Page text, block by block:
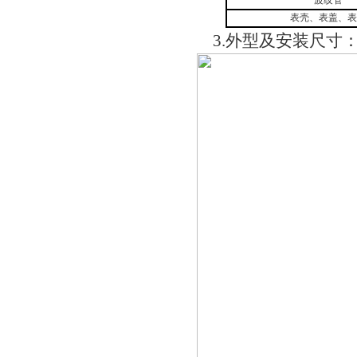
表壳、表盖、
3.外型及安装尺寸